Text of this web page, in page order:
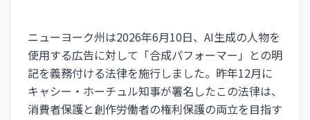
ニューヨーク州は2026年6月10日、AI生成の人物を
使用する広告に対して「合成パフォーマー」との明
記を義務付ける法律を施行しました。昨年12月に
キャシー・ホーチュル知事が署名したこの法律は、
消費者保護と創作労働者の権利保護の両立を目指す